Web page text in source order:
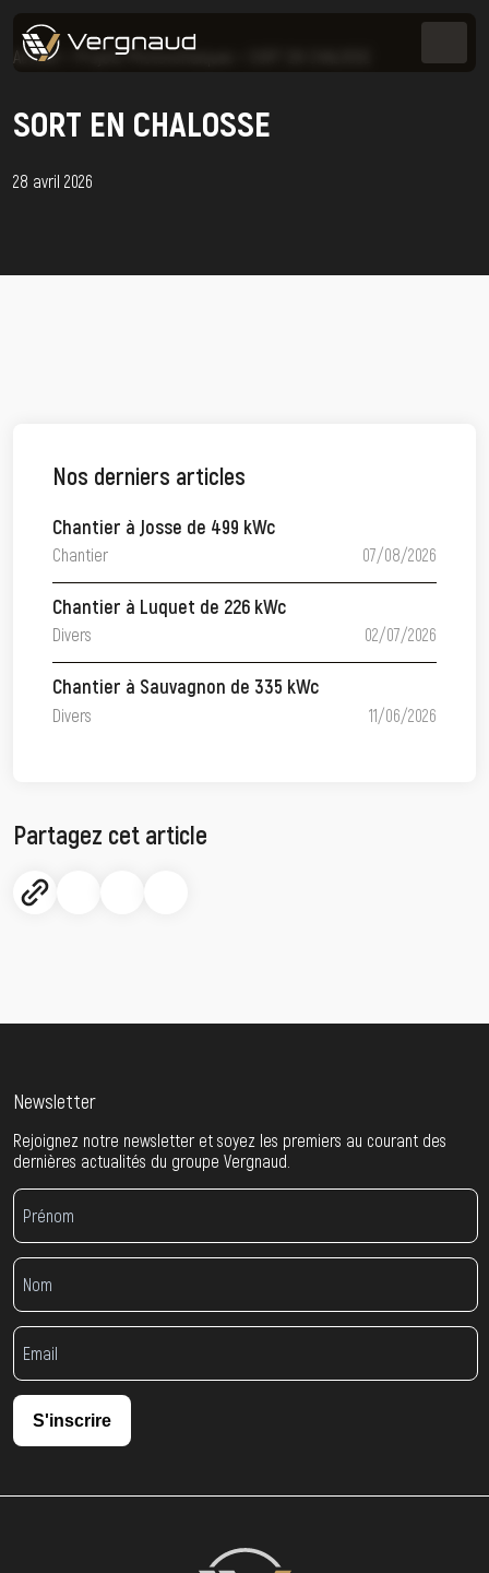
Accueil Projets Photovoltaïques
SORT EN CHALOSSE
28 avril 2026
Nos derniers articles
Chantier à Josse de 499 kWc
Chantier 07/08/2026
Chantier à Luquet de 226 kWc
Divers 02/07/2026
Chantier à Sauvagnon de 335 kWc
Divers 11/06/2026
Partagez cet article
Newsletter
Rejoignez notre newsletter et soyez les premiers au courant des
dernières actualités du groupe Vergnaud.
S'inscrire